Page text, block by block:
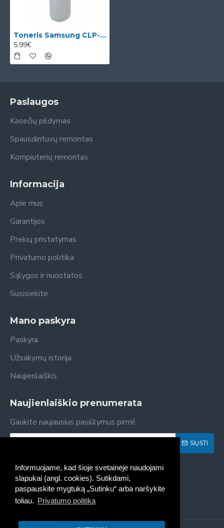
Informuojame, kad šioje svetainėje naudojami
slapukai (angl. cookies). Sutikdami,
paspauskite mygtuką „Sutinku“ arba naršykite
toliau. Privatumo politika
Toneris Samsung CLP-M300A
5.99€
Paslaugos
Kasečių pildymas
Spausdintuvų remontas
Kompiuterių remontas
Informacija
Apie mus
Garantijos
Prekių pristatymas
Privatumo politika
Sąlygos ir nuostatos
Susisiekite
Mano paskyra
Paskyra
Užsakymų istorija
Naujienlaiškis
Naujienlaiškio prenumerata
Gaukite naujausius pasiūlymus pirmi!
SIŲSTI
Susipažinau ir sutinku su Privatumo politika